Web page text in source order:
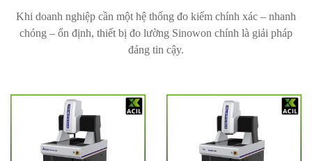
Khi doanh nghiệp cần một hệ thống đo kiểm chính xác – nhanh
chóng – ổn định, thiết bị đo lường Sinowon chính là giải pháp
đáng tin cậy.